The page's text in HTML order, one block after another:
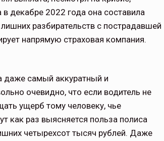
декабре 2022 года она составила
разбирательств с пострадавшей
напрямую страховая компания.
даже самый аккуратный и
очевидно, что если водитель не
ущерб тому человеку, чье
как раз выясняется польза полиса
четырехсот тысяч рублей. Даже